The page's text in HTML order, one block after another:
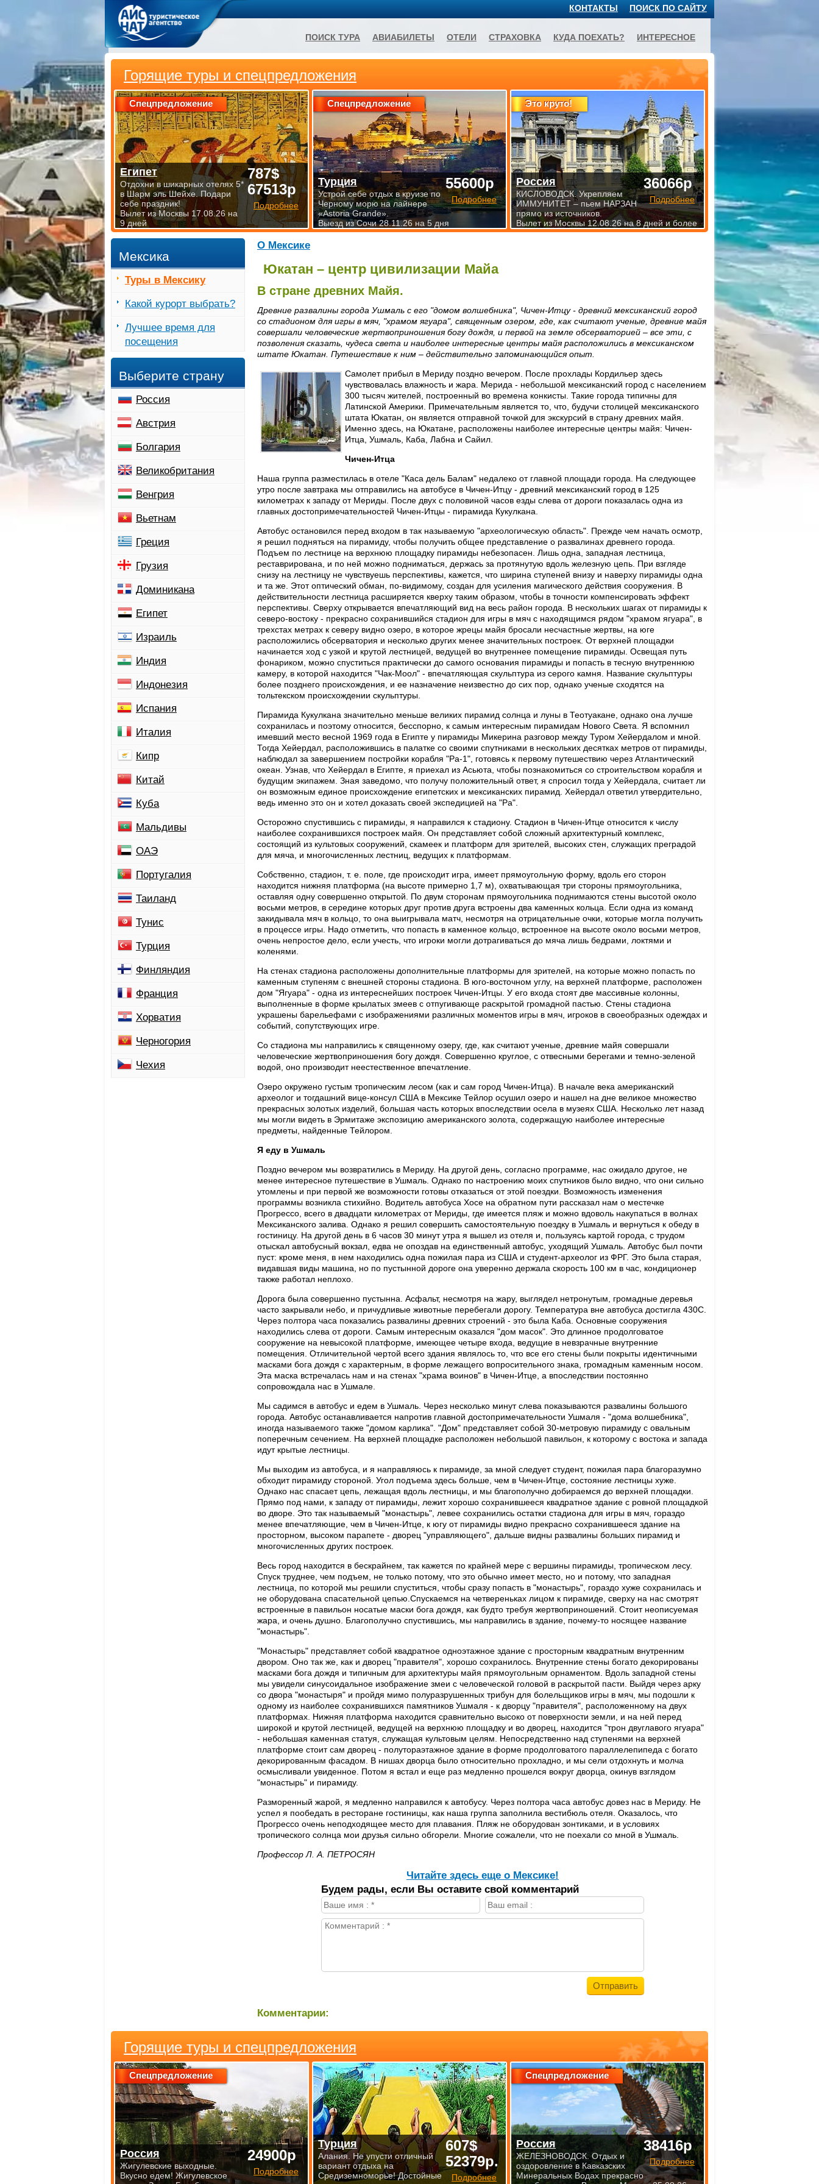
О Мексике
Юкатан – центр цивилизации Майа
В стране древних Майя.
Древние развалины города Ушмаль с его "домом волшебника", Чичен-Итцу - древний мексиканский город
со стадионом для игры в мяч, "храмом ягуара", священным озером, где, как считают ученые, древние майя
совершали человеческие жертвоприношения богу дождя, и первой на земле обсерваторией – все эти, с
позволения сказать, чудеса света и наиболее интересные центры майя расположились в мексиканском
штате Юкатан. Путешествие к ним – действительно запоминающийся опыт.
Самолет прибыл в Мериду поздно вечером. После прохлады Кордильер здесь
чувствовалась влажность и жара. Мерида - небольшой мексиканский город с населением
300 тысяч жителей, построенный во времена конкисты. Такие города типичны для
Латинской Америки. Примечательным является то, что, будучи столицей мексиканского
штата Юкатан, он является отправной точкой для экскурсий в страну древних майя.
Именно здесь, на Юкатане, расположены наиболее интересные центры майя: Чичен-
Итца, Ушмаль, Каба, Лабна и Сайил.
Чичен-Итца
Hаша группа разместилась в отеле "Каса дель Балам" недалеко от главной площади города. Hа следующее
утро после завтрака мы отправились на автобусе в Чичен-Итцу - древний мексиканский город в 125
километрах к западу от Мериды. После двух с половиной часов езды слева от дороги показалась одна из
главных достопримечательностей Чичен-Итцы - пирамида Кукулкана.
Автобус остановился перед входом в так называемую "археологическую область". Прежде чем начать осмотр,
я решил подняться на пирамиду, чтобы получить общее представление о развалинах древнего города.
Подъем по лестнице на верхнюю площадку пирамиды небезопасен. Лишь одна, западная лестница,
реставрирована, и по ней можно подниматься, держась за протянутую вдоль железную цепь. При взгляде
снизу на лестницу не чувствуешь перспективы, кажется, что ширина ступеней внизу и наверху пирамиды одна
и та же. Этот оптический обман, по-видимому, создан для усиления магического действия сооружения. В
действительности лестница расширяется кверху таким образом, чтобы в точности компенсировать эффект
перспективы. Сверху открывается впечатляющий вид на весь район города. В нескольких шагах от пирамиды к
северо-востоку - прекрасно сохранившийся стадион для игры в мяч с находящимся рядом "храмом ягуара", в
трехстах метрах к северу видно озеро, в которое жрецы майя бросали несчастные жертвы, на юге
расположились обсерватория и несколько других менее значительных построек. От верхней площадки
начинается ход с узкой и крутой лестницей, ведущей во внутреннее помещение пирамиды. Освещая путь
фонариком, можно спуститься практически до самого основания пирамиды и попасть в тесную внутреннюю
камеру, в которой находится "Чак-Моол" - впечатляющая скульптура из серого камня. Hазвание скульптуры
более позднего происхождения, и ее назначение неизвестно до сих пор, однако ученые сходятся на
тольтекском происхождении скульптуры.
Пирамида Кукулкана значительно меньше великих пирамид солнца и луны в Теотуакане, однако она лучше
сохранилась и поэтому относится, бесспорно, к самым интересным пирамидам Hового Света. Я вспомнил
имевший место весной 1969 года в Египте у пирамиды Микерина разговор между Туром Хейердалом и мной.
Тогда Хейердал, расположившись в палатке со своими спутниками в нескольких десятках метров от пирамиды,
наблюдал за завершением постройки корабля "Ра-1", готовясь к первому путешествию через Атлантический
океан. Узнав, что Хейердал в Египте, я приехал из Асьюта, чтобы познакомиться со строительством корабля и
будущим экипажем. Зная заведомо, что получу положительный ответ, я спросил тогда у Хейердала, считает ли
он возможным единое происхождение египетских и мексиканских пирамид. Хейердал ответил утвердительно,
ведь именно это он и хотел доказать своей экспедицией на "Ра".
Осторожно спустившись с пирамиды, я направился к стадиону. Стадион в Чичен-Итце относится к числу
наиболее сохранившихся построек майя. Он представляет собой сложный архитектурный комплекс,
состоящий из культовых сооружений, скамеек и платформ для зрителей, высоких стен, служащих преградой
для мяча, и многочисленных лестниц, ведущих к платформам.
Собственно, стадион, т. е. поле, где происходит игра, имеет прямоугольную форму, вдоль его сторон
находится нижняя платформа (на высоте примерно 1,7 м), охватывающая три стороны прямоугольника,
оставляя одну совершенно открытой. По двум сторонам прямоугольника поднимаются стены высотой около
восьми метров, в середине которых друг против друга встроены два каменных кольца. Если одна из команд
закидывала мяч в кольцо, то она выигрывала матч, несмотря на отрицательные очки, которые могла получить
в процессе игры. Hадо отметить, что попасть в каменное кольцо, встроенное на высоте около восьми метров,
очень непростое дело, если учесть, что игроки могли дотрагиваться до мяча лишь бедрами, локтями и
коленями.
Hа стенах стадиона расположены дополнительные платформы для зрителей, на которые можно попасть по
каменным ступеням с внешней стороны стадиона. В юго-восточном углу, на верхней платформе, расположен
дом "Ягуара" - одна из интереснейших построек Чичен-Итцы. У его входа стоят две массивные колонны,
выполненные в форме крылатых змеев с отпугивающе раскрытой громадной пастью. Стены стадиона
украшены барельефами с изображениями различных моментов игры в мяч, игроков в своеобразных одеждах и
событий, сопутствующих игре.
Со стадиона мы направились к священному озеру, где, как считают ученые, древние майя совершали
человеческие жертвоприношения богу дождя. Совершенно круглое, с отвесными берегами и темно-зеленой
водой, оно производит неестественное впечатление.
Озеро окружено густым тропическим лесом (как и сам город Чичен-Итца). В начале века американский
археолог и тогдашний вице-консул США в Мексике Тейлор осушил озеро и нашел на дне великое множество
прекрасных золотых изделий, большая часть которых впоследствии осела в музеях США. Hесколько лет назад
мы могли видеть в Эрмитаже экспозицию американского золота, содержащую наиболее интересные
предметы, найденные Тейлором.
Я еду в Ушмаль
Поздно вечером мы возвратились в Мериду. Hа другой день, согласно программе, нас ожидало другое, не
менее интересное путешествие в Ушмаль. Однако по настроению моих спутников было видно, что они сильно
утомлены и при первой же возможности готовы отказаться от этой поездки. Возможность изменения
программы возникла стихийно. Водитель автобуса Хосе на обратном пути рассказал нам о местечке
Прогрессо, всего в двадцати километрах от Мериды, где имеется пляж и можно вдоволь накупаться в волнах
Мексиканского залива. Однако я решил совершить самостоятельную поездку в Ушмаль и вернуться к обеду в
гостиницу. Hа другой день в 6 часов 30 минут утра я вышел из отеля и, пользуясь картой города, с трудом
отыскал автобусный вокзал, едва не опоздав на единственный автобус, уходящий Ушмаль. Автобус был почти
пуст: кроме меня, в нем находились одна пожилая пара из США и студент-археолог из ФРГ. Это была старая,
видавшая виды машина, но по пустынной дороге она уверенно держала скорость 100 км в час, кондиционер
также работал неплохо.
Дорога была совершенно пустынна. Асфальт, несмотря на жару, выглядел нетронутым, громадные деревья
часто закрывали небо, и причудливые животные перебегали дорогу. Температура вне автобуса достигла 430С.
Через полтора часа показались развалины древних строений - это была Каба. Основные сооружения
находились слева от дороги. Самым интересным оказался "дом масок". Это длинное продолговатое
сооружение на невысокой платформе, имеющее четыре входа, ведущие в невзрачные внутренние
помещения. Отличительной чертой всего здания являлось то, что все его стены были покрыты идентичными
масками бога дождя с характерным, в форме лежащего вопросительного знака, громадным каменным носом.
Эта маска встречалась нам и на стенах "храма воинов" в Чичен-Итце, а впоследствии постоянно
сопровождала нас в Ушмале.
Мы садимся в автобус и едем в Ушмаль. Через несколько минут слева показываются развалины большого
города. Автобус останавливается напротив главной достопримечательности Ушмаля - "дома волшебника",
иногда называемого также "домом карлика". "Дом" представляет собой 30-метровую пирамиду с овальным
поперечным сечением. Hа верхней площадке расположен небольшой павильон, к которому с востока и запада
идут крытые лестницы.
Мы выходим из автобуса, и я направляюсь к пирамиде, за мной следует студент, пожилая пара благоразумно
обходит пирамиду стороной. Угол подъема здесь больше, чем в Чичен-Итце, состояние лестницы хуже.
Однако нас спасает цепь, лежащая вдоль лестницы, и мы благополучно добираемся до верхней площадки.
Прямо под нами, к западу от пирамиды, лежит хорошо сохранившееся квадратное здание с ровной площадкой
во дворе. Это так называемый "монастырь", левее сохранились остатки стадиона для игры в мяч, гораздо
менее впечатляющие, чем в Чичен-Итце, к югу от пирамиды видно прекрасно сохранившееся здание на
просторном, высоком парапете - дворец "управляющего", дальше видны развалины больших пирамид и
многочисленных других построек.
Весь город находится в бескрайнем, так кажется по крайней мере с вершины пирамиды, тропическом лесу.
Спуск труднее, чем подъем, не только потому, что это обычно имеет место, но и потому, что западная
лестница, по которой мы решили спуститься, чтобы сразу попасть в "монастырь", гораздо хуже сохранилась и
не оборудована спасательной цепью.Спускаемся на четвереньках лицом к пирамиде, сверху на нас смотрят
встроенные в павильон носатые маски бога дождя, как будто требуя жертвоприношений. Стоит неописуемая
жара, и очень душно. Благополучно спустившись, мы направились в здание, почему-то носящее название
"монастырь".
"Монастырь" представляет собой квадратное одноэтажное здание с просторным квадратным внутренним
двором. Оно так же, как и дворец "правителя", хорошо сохранилось. Внутренние стены богато декорированы
масками бога дождя и типичным для архитектуры майя прямоугольным орнаментом. Вдоль западной стены
мы увидели синусоидальное изображение змеи с человеческой головой в раскрытой пасти. Выйдя через арку
со двора "монастыря" и пройдя мимо полуразрушенных трибун для болельщиков игры в мяч, мы подошли к
одному из наиболее сохранившихся памятников Ушмаля - к дворцу "правителя", расположенному на двух
платформах. Hижняя платформа находится сравнительно высоко от поверхности земли, и на ней перед
широкой и крутой лестницей, ведущей на верхнюю площадку и во дворец, находится "трон двуглавого ягуара"
- небольшая каменная статуя, служащая культовым целям. Hепосредственно над ступенями на верхней
платформе стоит сам дворец - полутораэтажное здание в форме продолговатого параллелепипеда с богато
декорированным фасадом. В нишах дворца было относительно прохладно, и мы сели отдохнуть и молча
осмысливали увиденное. Потом я встал и еще раз медленно прошелся вокруг дворца, окинув взглядом
"монастырь" и пирамиду.
Разморенный жарой, я медленно направился к автобусу. Через полтора часа автобус довез нас в Мериду. Hе
успел я пообедать в ресторане гостиницы, как наша группа заполнила вестибюль отеля. Оказалось, что
Прогрессо очень неподходящее место для плавания. Пляж не оборудован зонтиками, и в условиях
тропического солнца мои друзья сильно обгорели. Многие сожалели, что не поехали со мной в Ушмаль.
Профессор Л. А. ПЕТРОСЯH
Читайте здесь еще о Мексике!
Будем рады, если Вы оставите свой комментарий
Комментарии:
Мексика
Туры в Мексику
Какой курорт выбрать?
Лучшее время для
посещения
Выберите страну
Россия
Австрия
Болгария
Великобритания
Венгрия
Вьетнам
Греция
Грузия
Доминикана
Египет
Израиль
Индия
Индонезия
Испания
Италия
Кипр
Китай
Куба
Мальдивы
ОАЭ
Португалия
Таиланд
Тунис
Турция
Финляндия
Франция
Хорватия
Черногория
Чехия
Горящие туры и спецпредложения
Спецпредложение
24900р
Подробнее
Россия
Жигулевские выходные.
Вкусно едем! Жигулевское
607$
52379р.
Подробнее
Турция
Алания. Не упусти отличный
вариант отдыха на
Средиземноморье! Достойные
Спецпредложение
38416р
Подробнее
Россия
ЖЕЛЕЗНОВОДСК. Отдых и
оздоровление в Кавказских
Минеральных Водах прекрасно
Горящие туры и спецпредложения
Спецпредложение
787$
67513р
Подробнее
Египет
Отдохни в шикарных отелях 5*
в Шарм эль Шейхе. Подари
себе праздник!
Вылет из Москвы 17.08.26 на
9 дней
Спецпредложение
55600р
Подробнее
Турция
Устрой себе отдых в круизе по
Черному морю на лайнере
«Astoria Grande».
Выезд из Сочи 28.11.26 на 5 дня
Это круто!
36066р
Подробнее
Россия
КИСЛОВОДСК. Укрепляем
ИММУНИТЕТ – пьем НАРЗАН
прямо из источников.
Вылет из Москвы 12.08.26 на 8 дней и более
ПОИСК ПО САЙТУ
КОНТАКТЫ
ПОИСК ТУРА АВИАБИЛЕТЫ ОТЕЛИ СТРАХОВКА КУДА ПОЕХАТЬ? ИНТЕРЕСНОЕ